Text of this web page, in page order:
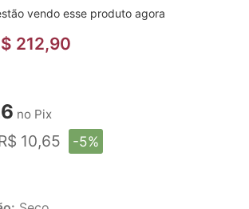
vendo esse produto agora
212,90
no Pix
10,65 -5%